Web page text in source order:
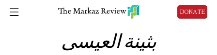
DONATE
بثينة العيسى